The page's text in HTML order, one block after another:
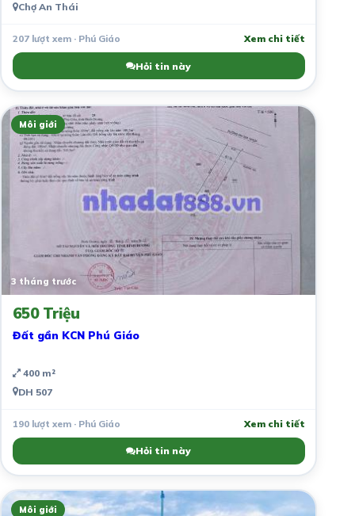
Chợ An Thái
207 lượt xem · Phú Giáo Xem chi tiết
Hỏi tin này
Môi giới
3 tháng trước
650 Triệu
Đất gần KCN Phú Giáo
400 m²
DH 507
190 lượt xem · Phú Giáo Xem chi tiết
Hỏi tin này
Môi giới